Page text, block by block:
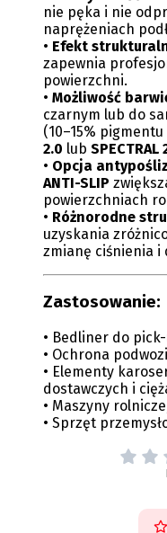
nie pęka i nie
naprężeniach
• Efekt
zapewnia
powierzchni.
• Możliwość
czarnym lub do
(10–15%
2.0 lub SPECTRAL
• Opcja
ANTI-SLIP
powierzchniach
• Różnorodne
uzyskania
zmianę ciśnienia i
Zastosowanie:
• Bedliner do
• Ochrona
• Elementy
dostawczych i
• Maszyny
• Sprzęt